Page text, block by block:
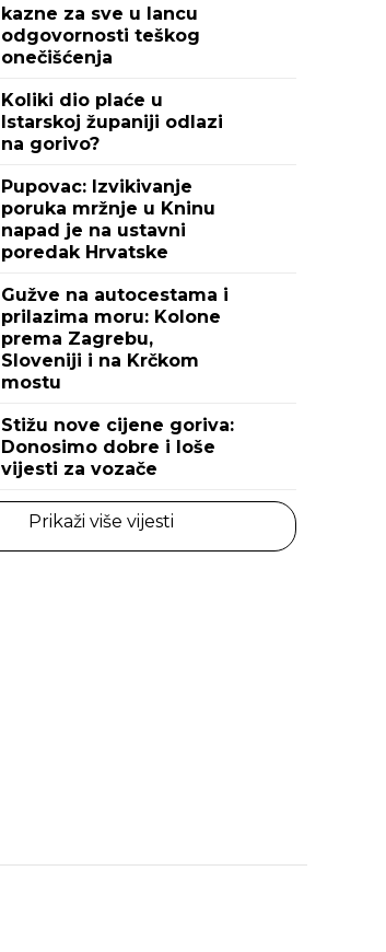
kazne za sve u lancu
odgovornosti teškog
onečišćenja
Koliki dio plaće u
Istarskoj županiji odlazi
na gorivo?
Pupovac: Izvikivanje
poruka mržnje u Kninu
napad je na ustavni
poredak Hrvatske
Gužve na autocestama i
prilazima moru: Kolone
prema Zagrebu,
Sloveniji i na Krčkom
mostu
Stižu nove cijene goriva:
Donosimo dobre i loše
vijesti za vozače
Prikaži više vijesti